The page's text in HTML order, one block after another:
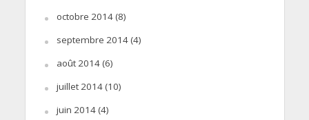
octobre 2014(8)
septembre 2014(4)
août 2014(6)
juillet 2014(10)
juin 2014(4)